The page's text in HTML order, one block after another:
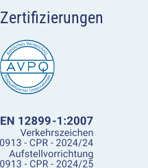
Zertifizierungen